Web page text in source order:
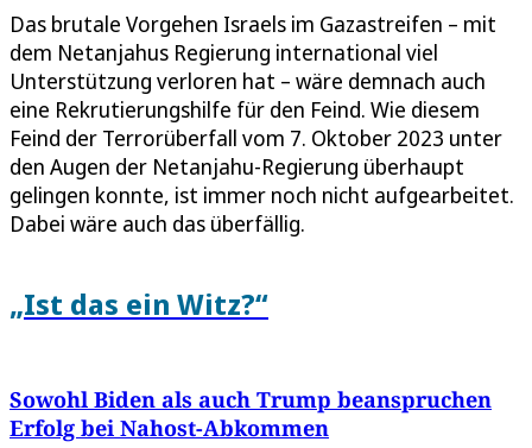
Das brutale Vorgehen Israels im Gazastreifen – mit
dem Netanjahus Regierung international viel
Unterstützung verloren hat – wäre demnach auch
eine Rekrutierungshilfe für den Feind. Wie diesem
Feind der Terrorüberfall vom 7. Oktober 2023 unter
den Augen der Netanjahu-Regierung überhaupt
gelingen konnte, ist immer noch nicht aufgearbeitet.
Dabei wäre auch das überfällig.
„Ist das ein Witz?“
Sowohl Biden als auch Trump beanspruchen
Erfolg bei Nahost-Abkommen